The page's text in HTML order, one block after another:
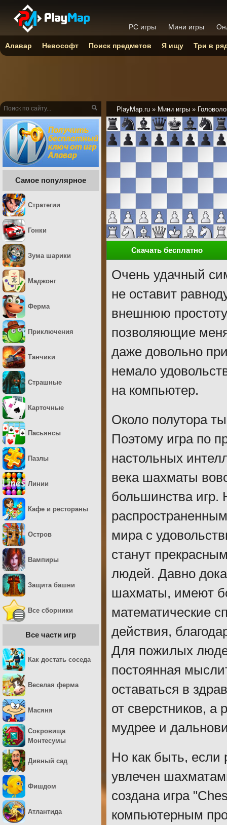
PlayMap.ru » Мини игры »
Скачать бесплатно
Очень удачный
не оставит
внешнюю
позволяющие
даже довольно
немало
на компьютер.
Около полутора
Поэтому игра по
настольных
века шахматы
большинства игр.
мира с
станут
людей. Давно
шахматы, имеют
математические
действия,
Для пожилых
постоянная
оставаться в
от сверстников, а
мудрее и
Но как быть, если
увлечен
создана игра
компьютерным
Самое популярное
Стратегии
Гонки
Зума шарики
Маджонг
Ферма
Приключения
Танчики
Страшные
Карточные
Пасьянсы
Пазлы
Линии
Кафе и рестораны
Остров
Вампиры
Защита башни
Все сборники
Все части игр
Как достать соседа
Веселая ферма
Масяня
Сокровища
Монтесумы
Дивный сад
Фишдом
Атлантида
PC игры Мини игры
Алавар Невософт Поиск предметов Я ищу Три в